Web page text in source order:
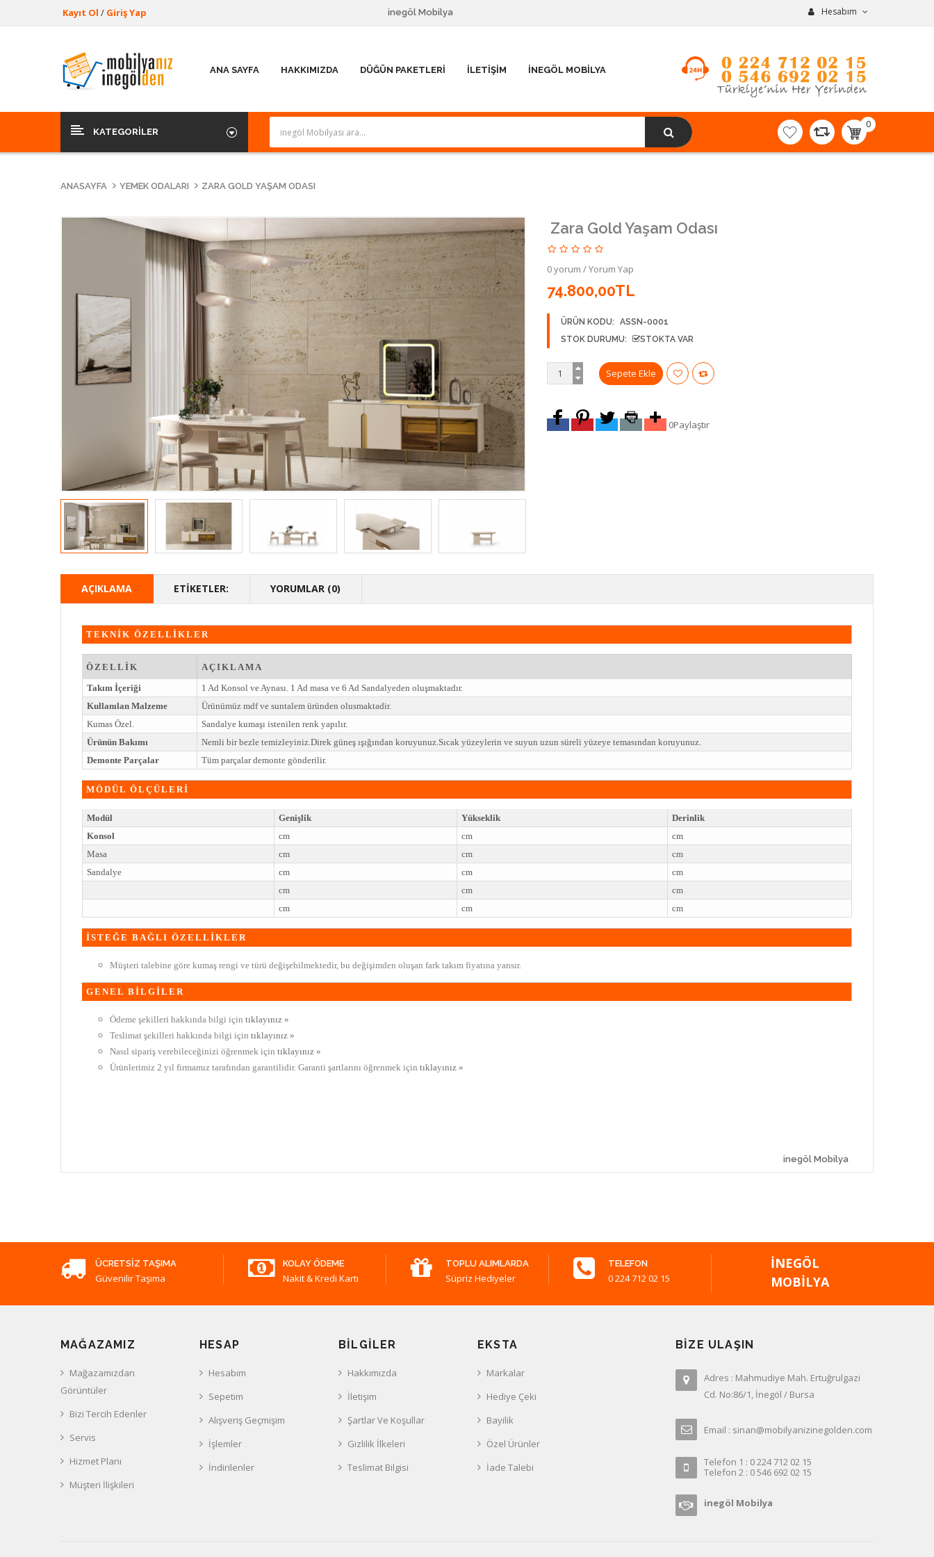
inegöl Mobilya
Kayıt Ol / Giriş Yap Hesabım
ANA SAYFA HAKKIMIZDA DÜĞÜN PAKETLERI İLETIŞIM İNEGÖL MOBILYA
KATEGORILER
0
item(s)
-
ANASAYFA YEMEK ODALARI ZARA GOLD YAŞAM ODASI
Zara Gold Yaşam Odası
0 yorum /Yorum Yap
74.800,00TL
ÜRÜN KODU:
ASSN-0001
STOK DURUMU:
STOKTA VAR
0Paylaştır
AÇIKLAMA ETIKETLER: YORUMLAR (0)
TEKNİK ÖZELLİKLER
ÖZELLİK
AÇIKLAMA
Takım İçeriği
1 Ad Konsol ve Aynası. 1 Ad masa ve 6 Ad Sandalyeden oluşmaktadır.
Kullanılan Malzeme
Ürünümüz mdf ve suntalem üründen olusmaktadir.
Kumas Özel.
Sandalye kumaşı istenilen renk yapılır.
Ürünün Bakımı
Nemli bir bezle temizleyiniz.Direk güneş ışığından koruyunuz.Sıcak yüzeylerin ve suyun uzun süreli yüzeye temasından koruyunuz.
Demonte Parçalar
Tüm parçalar demonte gönderilir.
MÖDÜL ÖLÇÜLERİ
Modül Genişlik Yükseklik
Derinlik
Konsol
cm cm
cm
Masa
cm cm
cm
Sandalye
cm cm
cm
cm
cm
cm
cm
cm cm
İSTEĞE BAĞLI ÖZELLİKLER
Müşteri talebine göre kumaş rengi ve türü değişebilmektedir, bu değişimden oluşan fark takım fiyatına yansır.
GENEL BİLGİLER
Ödeme şekilleri hakkında bilgi için tıklayınız »
Teslimat şekilleri hakkında bilgi için tıklayınız »
Nasıl sipariş verebileceğinizi öğrenmek için tıklayınız »
Ürünlerimiz 2 yıl firmamız tarafından garantilidir. Garanti şartlarını öğrenmek için tıklayınız »
inegöl Mobilya
ÜCRETSIZ TAŞIMA
Güvenilir Taşıma
KOLAY ÖDEME
Nakit & Kredi Kartı
TOPLU ALIMLARDA
Süpriz Hediyeler
TELEFON
0 224 712 02 15
İNEGÖL
MOBILYA
MAĞAZAMIZ
Mağazamızdan
Görüntüler
Bizi Tercih Edenler
Servis
Hizmet Planı
Müşteri İlişkileri
HESAP
Hesabım
Sepetim
Alışveriş Geçmişim
İşlemler
İndirilenler
BILGILER
Hakkımızda
İletişim
Şartlar Ve Koşullar
Gizlilik İlkeleri
Teslimat Bilgisi
EKSTA
Markalar
Hediye Çeki
Bayilik
Özel Ürünler
İade Talebi
BIZE ULAŞIN
Adres : Mahmudiye Mah. Ertuğrulgazi
Cd. No:86/1, İnegöl / Bursa
Email : sinan@mobilyanizinegolden.com
Telefon 1 : 0 224 712 02 15
Telefon 2 : 0 546 692 02 15
inegöl Mobilya